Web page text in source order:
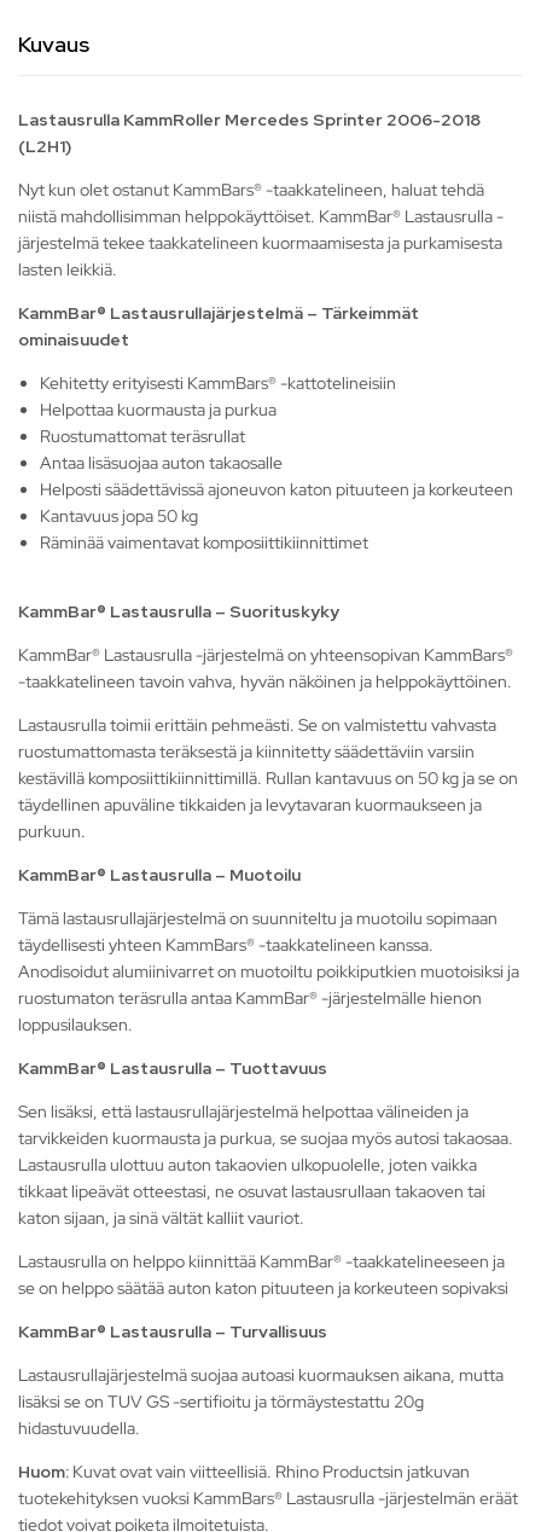
Kuvaus
Lastausrulla KammRoller Mercedes Sprinter 2006-2018
(L2H1)
Nyt kun olet ostanut KammBars® -taakkatelineen, haluat tehdä
niistä mahdollisimman helppokäyttöiset. KammBar® Lastausrulla -
järjestelmä tekee taakkatelineen kuormaamisesta ja purkamisesta
lasten leikkiä.
KammBar® Lastausrullajärjestelmä – Tärkeimmät
ominaisuudet
Kehitetty erityisesti KammBars® -kattotelineisiin
Helpottaa kuormausta ja purkua
Ruostumattomat teräsrullat
Antaa lisäsuojaa auton takaosalle
Helposti säädettävissä ajoneuvon katon pituuteen ja korkeuteen
Kantavuus jopa 50 kg
Räminää vaimentavat komposiittikiinnittimet
KammBar® Lastausrulla – Suorituskyky
KammBar® Lastausrulla -järjestelmä on yhteensopivan KammBars®
-taakkatelineen tavoin vahva, hyvän näköinen ja helppokäyttöinen.
Lastausrulla toimii erittäin pehmeästi. Se on valmistettu vahvasta
ruostumattomasta teräksestä ja kiinnitetty säädettäviin varsiin
kestävillä komposiittikiinnittimillä. Rullan kantavuus on 50 kg ja se on
täydellinen apuväline tikkaiden ja levytavaran kuormaukseen ja
purkuun.
KammBar® Lastausrulla – Muotoilu
Tämä lastausrullajärjestelmä on suunniteltu ja muotoilu sopimaan
täydellisesti yhteen KammBars® -taakkatelineen kanssa.
Anodisoidut alumiinivarret on muotoiltu poikkiputkien muotoisiksi ja
ruostumaton teräsrulla antaa KammBar® -järjestelmälle hienon
loppusilauksen.
KammBar® Lastausrulla – Tuottavuus
Sen lisäksi, että lastausrullajärjestelmä helpottaa välineiden ja
tarvikkeiden kuormausta ja purkua, se suojaa myös autosi takaosaa.
Lastausrulla ulottuu auton takaovien ulkopuolelle, joten vaikka
tikkaat lipeävät otteestasi, ne osuvat lastausrullaan takaoven tai
katon sijaan, ja sinä vältät kalliit vauriot.
Lastausrulla on helppo kiinnittää KammBar® -taakkatelineeseen ja
se on helppo säätää auton katon pituuteen ja korkeuteen sopivaksi
KammBar® Lastausrulla – Turvallisuus
Lastausrullajärjestelmä suojaa autoasi kuormauksen aikana, mutta
lisäksi se on TUV GS -sertifioitu ja törmäystestattu 20g
hidastuvuudella.
Huom: Kuvat ovat vain viitteellisiä. Rhino Productsin jatkuvan
tuotekehityksen vuoksi KammBars® Lastausrulla -järjestelmän eräät
tiedot voivat poiketa ilmoitetuista.